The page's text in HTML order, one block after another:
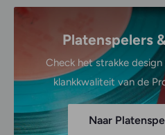
Platenspelers
Check het strakke
klankkwaliteit van de
Naar